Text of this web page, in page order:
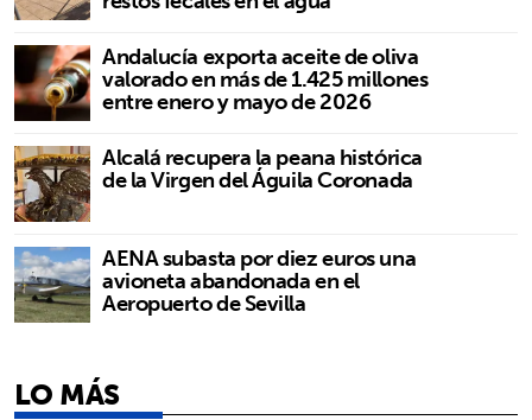
Andalucía exporta aceite de oliva
valorado en más de 1.425 millones
entre enero y mayo de 2026
Alcalá recupera la peana histórica
de la Virgen del Águila Coronada
AENA subasta por diez euros una
avioneta abandonada en el
Aeropuerto de Sevilla
LO MÁS